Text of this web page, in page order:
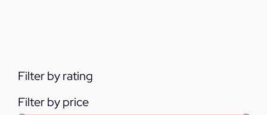
Filter by rating
Filter by price